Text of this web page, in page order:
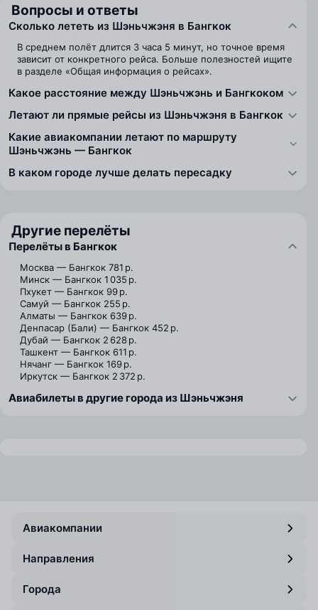
Вопросы и ответы
Сколько лететь из Шэньчжэня в Бангкок
В среднем полёт длится 3 часа 5 минут, но точное время
зависит от конкретного рейса. Больше полезностей ищите
в разделе «Общая информация о рейсах».
Какое расстояние между Шэньчжэнь и Бангкоком
Летают ли прямые рейсы из Шэньчжэня в Бангкок
Какие авиакомпании летают по маршруту
Шэньчжэнь — Бангкок
В каком городе лучше делать пересадку
Другие перелёты
Перелёты в Бангкок
Москва — Бангкок 781 р.
Минск — Бангкок 1 035 р.
Пхукет — Бангкок 99 р.
Самуй — Бангкок 255 р.
Алматы — Бангкок 639 р.
Денпасар (Бали) — Бангкок 452 р.
Дубай — Бангкок 2 628 р.
Ташкент — Бангкок 611 р.
Нячанг — Бангкок 169 р.
Иркутск — Бангкок 2 372 р.
Авиабилеты в другие города из Шэньчжэня
Авиакомпании
Направления
Города